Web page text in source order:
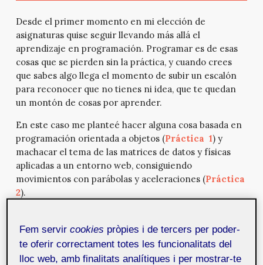
Desde el primer momento en mi elección de
asignaturas quise seguir llevando más allá el
aprendizaje en programación. Programar es de esas
cosas que se pierden sin la práctica, y cuando crees
que sabes algo llega el momento de subir un escalón
para reconocer que no tienes ni idea, que te quedan
un montón de cosas por aprender.
En este caso me planteé hacer alguna cosa basada en
programación orientada a objetos (Práctica 1) y
machacar el tema de las matrices de datos y físicas
aplicadas a un entorno web, consiguiendo
movimientos con parábolas y aceleraciones (Práctica
2).
animar elementos gráficos en respuesta a eventos,
más allá de un simple cambio de estado al pulsar una
tecla.
Fem servircookies pròpies i de tercers per poder-
te oferir correctament totes les funcionalitats del
lloc web, amb finalitats analítiques i per mostrar-te